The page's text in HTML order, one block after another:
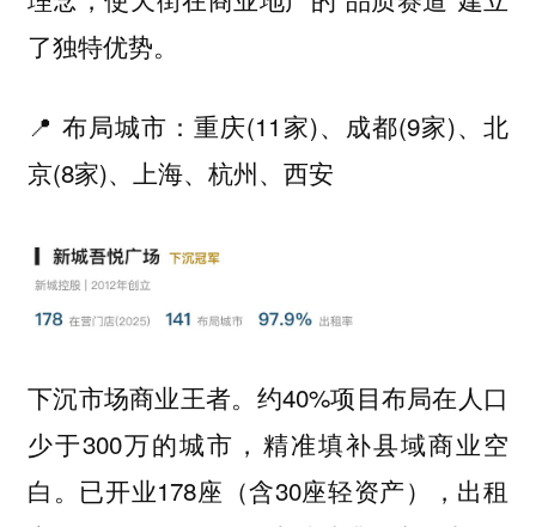
了独特优势。
📍 布局城市：重庆(11家)、成都(9家)、北
京(8家)、上海、杭州、西安
下沉市场商业王者。约40%项目布局在人口
少于300万的城市，精准填补县域商业空
白。已开业178座（含30座轻资产），出租